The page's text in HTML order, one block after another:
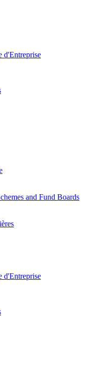
d'Entreprise
and Fund Boards
d'Entreprise